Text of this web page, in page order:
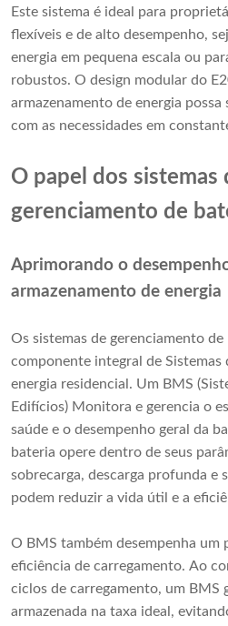
Este sistema é ideal para
flexíveis e de alto desempenho,
energia em pequena escala ou
robustos. O design modular do
armazenamento de energia
com as necessidades em
O papel dos sistemas
gerenciamento de
Aprimorando o
armazenamento de energia
Os sistemas de gerenciamento de
componente integral de Sistemas
energia residencial. Um BMS
Edifícios) Monitora e gerencia o
saúde e o desempenho geral da
bateria opere dentro de seus
sobrecarga, descarga profunda e
podem reduzir a vida útil e a
O BMS também desempenha um
eficiência de carregamento. Ao
ciclos de carregamento, um BMS
armazenada na taxa ideal,